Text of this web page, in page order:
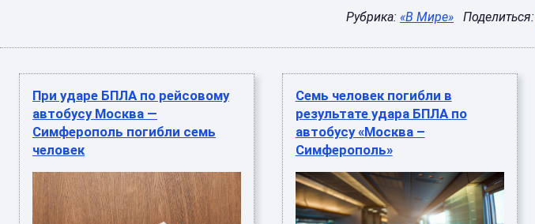
Рубрика: «В Мире» Поделиться:
При ударе БПЛА по рейсовому
автобусу Москва —
Симферополь погибли семь
человек
Семь человек погибли в
результате удара БПЛА по
автобусу «Москва –
Симферополь»